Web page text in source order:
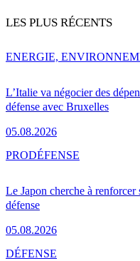
LES PLUS RÉCENTS
L’Italie va négocier des
défense avec Bruxelles
05.08.2026
ENERGIE,
Le Japon cherche à renforcer
défense
05.08.2026
PRODÉFENSE
DÉFENSE